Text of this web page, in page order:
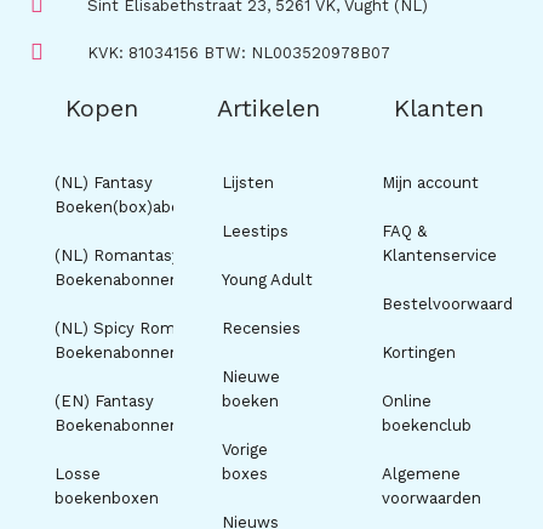
Sint Elisabethstraat 23, 5261 VK, Vught (NL)
KVK: 81034156 BTW: NL003520978B07
Kopen
(NL) Fantasy
Boeken(box)abonnement
(NL) Romantasy
Boekenabonnement
(NL) Spicy Romance
Boekenabonnement
(EN) Fantasy
Boekenabonnement
Losse
boekenboxen
Artikelen
Lijsten
Leestips
Young Adult
Recensies
Nieuwe
boeken
Vorige
boxes
Nieuws
Klanten
Mijn account
FAQ &
Klantenservice
Bestelvoorwaarden
Kortingen
Online
boekenclub
Algemene
voorwaarden